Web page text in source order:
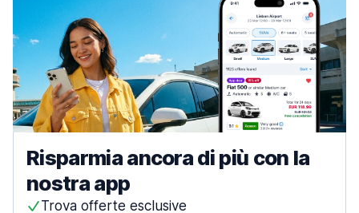
Risparmia ancora di più con la
nostra app
Trova offerte esclusive